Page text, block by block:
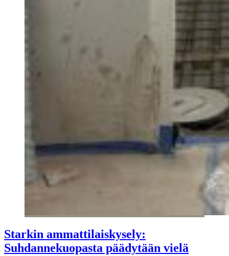
Starkin ammattilaiskysely:
Suhdannekuopasta päädytään vielä